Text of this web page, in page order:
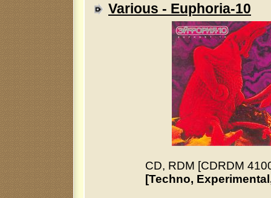
Various - Euphoria-10
CD, RDM [CDRDM
[Techno,